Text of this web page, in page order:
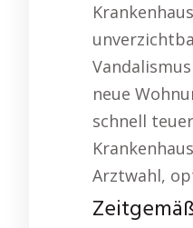
neue
schnell
Arztwahl,